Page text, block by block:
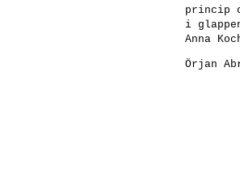
princip
i
Anna
Örjan